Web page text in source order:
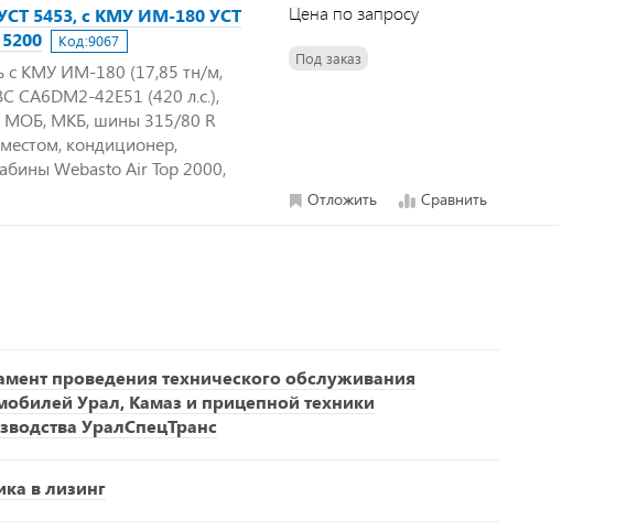
5453, с КМУ ИМ-180 УСТ
Код:9067
с КМУ ИМ-180 (17,85 тн/м,
CA6DM2-42E51 (420 л.с.),
МОБ, МКБ, шины 315/80 R
кондиционер,
Webasto Air Top 2000,
Цена по запросу
Под заказ
Отложить Сравнить
проведения технического обслуживания
Урал, Камаз и прицепной техники
УралСпецТранс
в лизинг